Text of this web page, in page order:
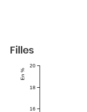
Filles
En %
16
18
20